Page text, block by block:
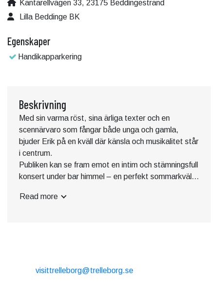
Kantarellvägen 33, 23175 Beddingestrand
Lilla Beddinge BK
Egenskaper
Handikapparkering
Beskrivning
Med sin varma röst, sina ärliga texter och en
scennärvaro som fångar både unga och gamla,
bjuder Erik på en kväll där känsla och musikalitet står
i centrum.
Publiken kan se fram emot en intim och stämningsfull
konsert under bar himmel – en perfekt sommarkväll
Oavsett om du är långvarigt fan eller nyfiken
solen går ner över Beddingestrand blir Thurevallen
Read more
visittrelleborg@trelleborg.se